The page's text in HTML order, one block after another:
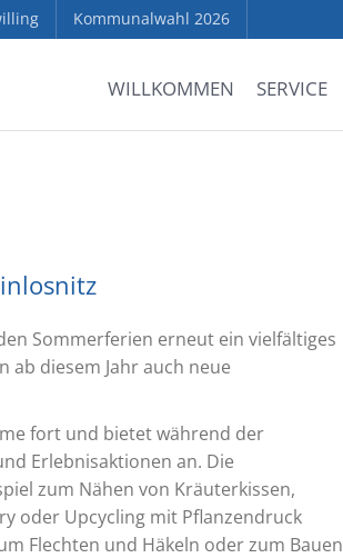
Kommunalwahl 2026
WILLKOMMEN SERVICE
Sommerferien erneut ein vielfältiges
diesem Jahr auch neue
fort und bietet während der
Erlebnisaktionen an. Die
zum Nähen von Kräuterkissen,
oder Upcycling mit Pflanzendruck
Flechten und Häkeln oder zum Bauen